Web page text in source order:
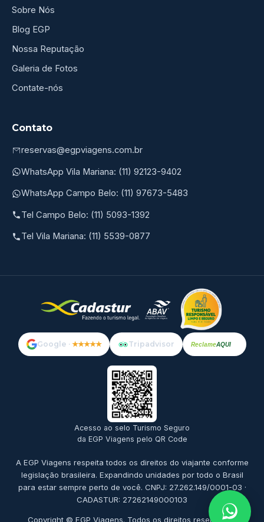
Sobre Nós
Blog EGP
Nossa Reputação
Galeria de Fotos
Contate-nós
Contato
reservas@egpviagens.com.br
WhatsApp Vila Mariana: (11) 92123-9402
WhatsApp Campo Belo: (11) 97673-5483
Tel Campo Belo: (11) 5093-1392
Tel Vila Mariana: (11) 5539-0877
Google · ★★★★★ Tripadvisor ReclameAQUI
Acesso ao selo Turismo Seguro
da EGP Viagens pelo QR Code
A EGP Viagens respeita todos os direitos do viajante conforme
legislação brasileira. Expandindo unidades por todo o Brasil
para estar sempre perto de você. CNPJ: 27.262.149/0001-03 ·
CADASTUR: 27262149000103
Copyright © EGP Viagens. Todos os direitos reservados.